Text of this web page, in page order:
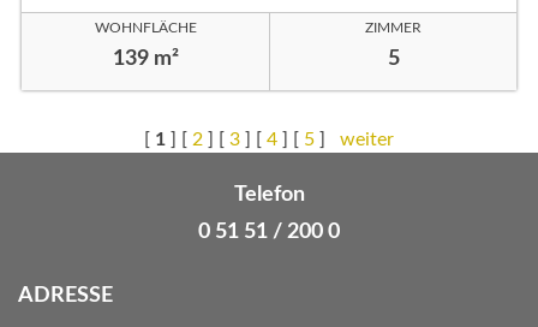
WOHNFLÄCHE
139 m²
ZIMMER
5
[ 1 ] [ 2 ] [ 3 ] [ 4 ] [ 5 ] weiter
Telefon
0 51 51 / 200 0
ADRESSE